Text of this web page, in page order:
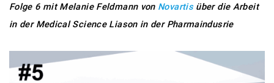
Folge 6 mit Melanie Feldmann von Novartis über die Arbeit
in der Medical Science Liason in der Pharmaindusrie